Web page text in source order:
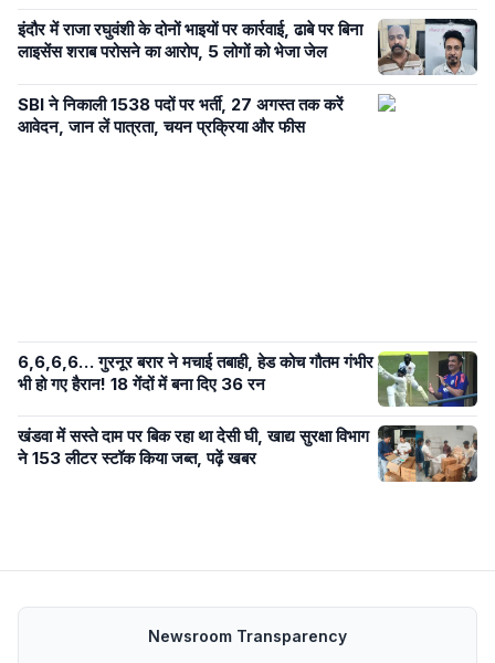
इंदौर में राजा रघुवंशी के दोनों भाइयों पर कार्रवाई, ढाबे पर बिना
लाइसेंस शराब परोसने का आरोप, 5 लोगों को भेजा जेल
SBI ने निकाली 1538 पदों पर भर्ती, 27 अगस्त तक करें
आवेदन, जान लें पात्रता, चयन प्रक्रिया और फीस
6,6,6,6… गुरनूर बरार ने मचाई तबाही, हेड कोच गौतम गंभीर
भी हो गए हैरान! 18 गेंदों में बना दिए 36 रन
खंडवा में सस्ते दाम पर बिक रहा था देसी घी, खाद्य सुरक्षा विभाग
ने 153 लीटर स्टॉक किया जब्त, पढ़ें खबर
Newsroom Transparency